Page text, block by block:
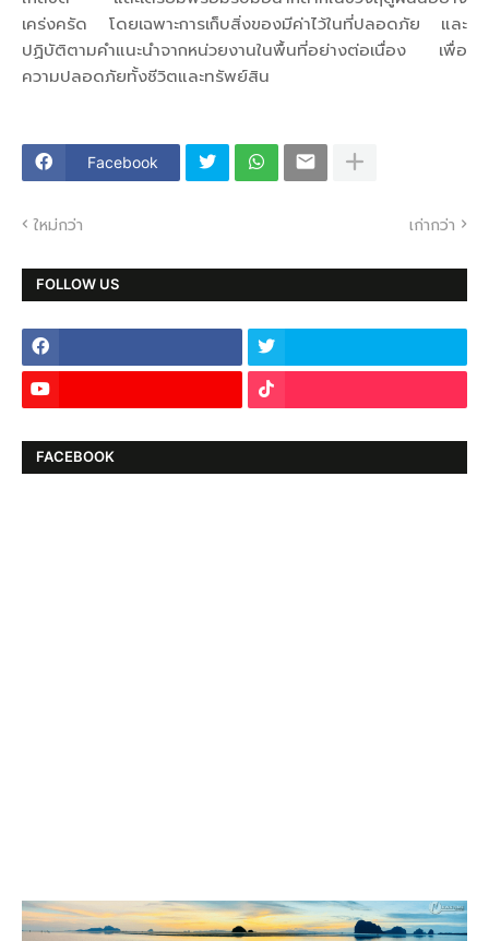
เคร่งครัด โดยเฉพาะการเก็บสิ่งของมีค่าไว้ในที่ปลอดภัย และ
ปฏิบัติตามคำแนะนำจากหน่วยงานในพื้นที่อย่างต่อเนื่อง เพื่อ
ความปลอดภัยทั้งชีวิตและทรัพย์สิน
Facebook
ใหม่กว่า เก่ากว่า
FOLLOW US
FACEBOOK